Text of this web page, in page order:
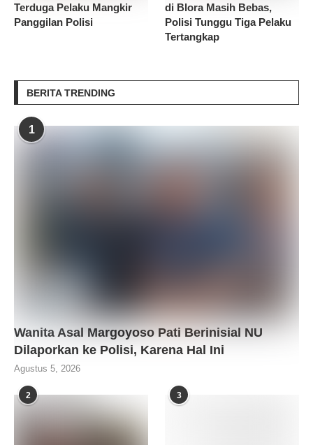
Terduga Pelaku Mangkir
Panggilan Polisi
di Blora Masih Bebas,
Polisi Tunggu Tiga Pelaku
Tertangkap
BERITA TRENDING
1
Wanita Asal Margoyoso Pati Berinisial NU
Dilaporkan ke Polisi, Karena Hal Ini
Agustus 5, 2026
2 3